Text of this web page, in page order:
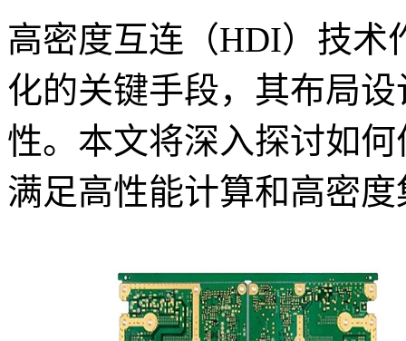
高密度互连（HDI）技术
化的关键手段，其布局
性。本文将深入探讨如
满足高性能计算和高密